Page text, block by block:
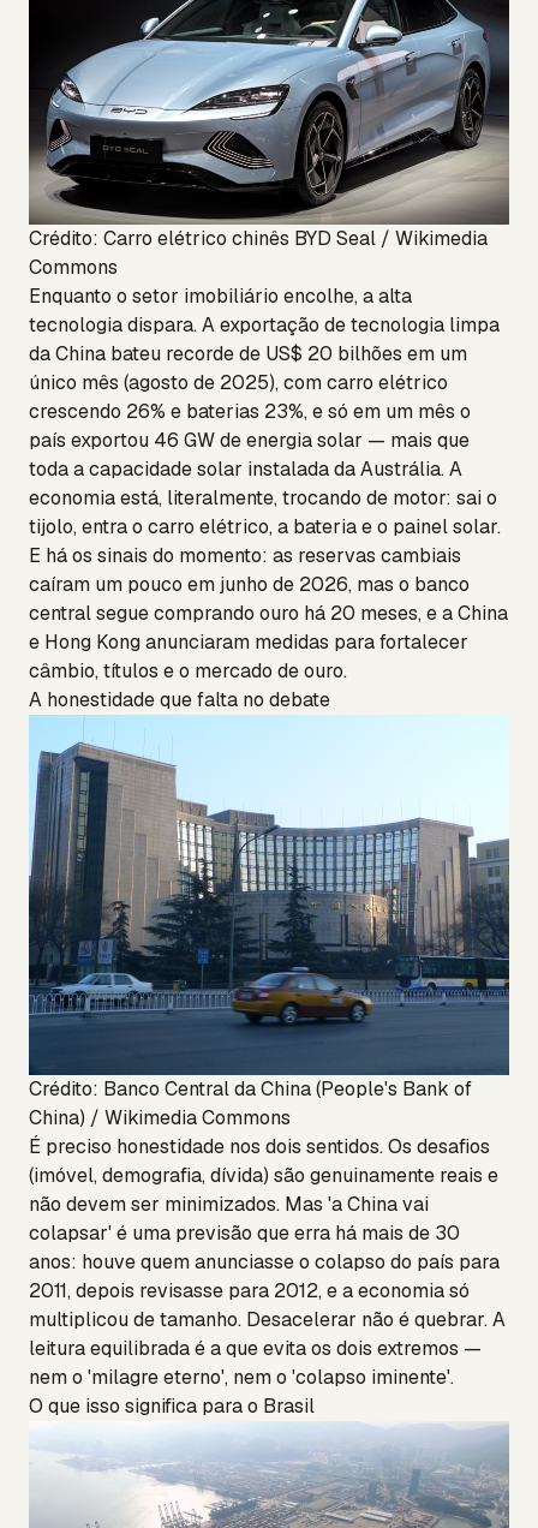
Crédito: Carro elétrico chinês BYD Seal / Wikimedia
Commons
Enquanto o setor imobiliário encolhe, a alta
tecnologia dispara. A exportação de tecnologia limpa
da China bateu recorde de US$ 20 bilhões em um
único mês (agosto de 2025), com carro elétrico
crescendo 26% e baterias 23%, e só em um mês o
país exportou 46 GW de energia solar — mais que
toda a capacidade solar instalada da Austrália. A
economia está, literalmente, trocando de motor: sai o
tijolo, entra o carro elétrico, a bateria e o painel solar.
E há os sinais do momento: as reservas cambiais
caíram um pouco em junho de 2026, mas o banco
central segue comprando ouro há 20 meses, e a China
e Hong Kong anunciaram medidas para fortalecer
câmbio, títulos e o mercado de ouro.
A honestidade que falta no debate
Crédito: Banco Central da China (People's Bank of
China) / Wikimedia Commons
É preciso honestidade nos dois sentidos. Os desafios
(imóvel, demografia, dívida) são genuinamente reais e
não devem ser minimizados. Mas 'a China vai
colapsar' é uma previsão que erra há mais de 30
anos: houve quem anunciasse o colapso do país para
2011, depois revisasse para 2012, e a economia só
multiplicou de tamanho. Desacelerar não é quebrar. A
leitura equilibrada é a que evita os dois extremos —
nem o 'milagre eterno', nem o 'colapso iminente'.
O que isso significa para o Brasil